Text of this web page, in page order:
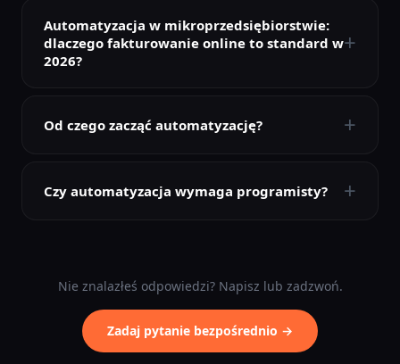
Automatyzacja w mikroprzedsiębiorstwie:
dlaczego fakturowanie online to standard w
2026?
+
Od czego zacząć automatyzację? +
Czy automatyzacja wymaga programisty? +
Nie znalazłeś odpowiedzi? Napisz lub zadzwoń.
Zadaj pytanie bezpośrednio →